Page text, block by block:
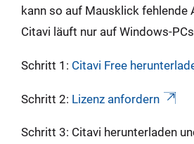
kann so auf Mausklick fehlende
Citavi läuft nur auf Windows-
Schritt 1: Citavi Free
Schritt 2: Lizenz anfordern
Schritt 3: Citavi herunterladen